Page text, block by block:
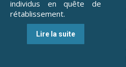
individus en quête de
rétablissement.
Lire la suite